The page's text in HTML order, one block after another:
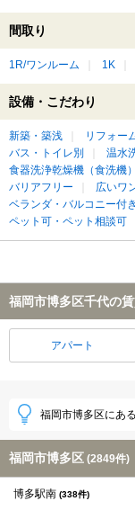
間取り
1R/ワンルーム 1K
設備・こだわり
新築・築浅 リフォー
バス・トイレ別
温水
食器洗浄乾燥機（食洗機
バリアフリー
広いワ
ベランダ・バルコニー付き
ペット可・ペット相談可
福岡市博多区千代の
アパート
福岡市博多区にあ
福岡市博多区 (2849件)
博多駅南 (338件)